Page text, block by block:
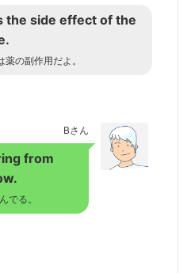
the side effect of the
薬の副作用だよ。
Bさん
from
でる。